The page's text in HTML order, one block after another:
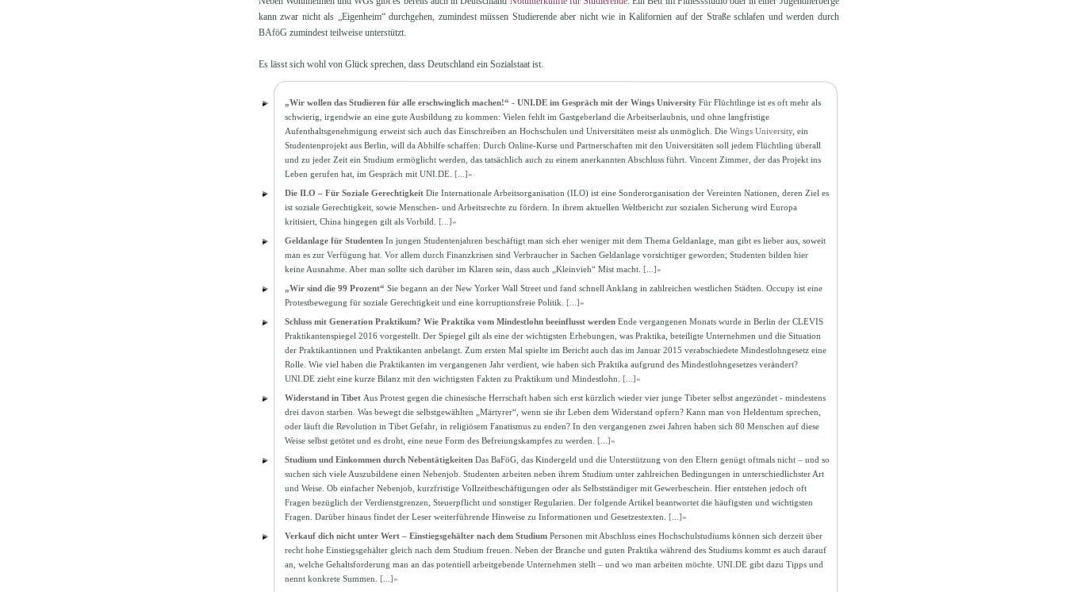
kann zwar nicht als „Eigenheim“ durchgehen, zumindest müssen Studierende aber nicht wie in Kalifornien auf der Straße schlafen und werden durch
BAföG zumindest teilweise unterstützt.
Es lässt sich wohl von Glück sprechen, dass Deutschland ein Sozialstaat ist.
„Wir wollen das Studieren für alle erschwinglich machen!“ - UNI.DE im Gespräch mit der Wings University Für Flüchtlinge ist es oft mehr als
schwierig, irgendwie an eine gute Ausbildung zu kommen: Vielen fehlt im Gastgeberland die Arbeitserlaubnis, und ohne langfristige
Aufenthaltsgenehmigung erweist sich auch das Einschreiben an Hochschulen und Universitäten meist als unmöglich. Die Wings University, ein
Studentenprojekt aus Berlin, will da Abhilfe schaffen: Durch Online-Kurse und Partnerschaften mit den Universitäten soll jedem Flüchtling überall
und zu jeder Zeit ein Studium ermöglicht werden, das tatsächlich auch zu einem anerkannten Abschluss führt. Vincent Zimmer, der das Projekt ins
Leben gerufen hat, im Gespräch mit UNI.DE. [...]»
Die ILO – Für Soziale Gerechtigkeit Die Internationale Arbeitsorganisation (ILO) ist eine Sonderorganisation der Vereinten Nationen, deren Ziel es
ist soziale Gerechtigkeit, sowie Menschen- und Arbeitsrechte zu fördern. In ihrem aktuellen Weltbericht zur sozialen Sicherung wird Europa
kritisiert, China hingegen gilt als Vorbild. [...]»
Geldanlage für Studenten In jungen Studentenjahren beschäftigt man sich eher weniger mit dem Thema Geldanlage, man gibt es lieber aus, soweit
man es zur Verfügung hat. Vor allem durch Finanzkrisen sind Verbraucher in Sachen Geldanlage vorsichtiger geworden; Studenten bilden hier
keine Ausnahme. Aber man sollte sich darüber im Klaren sein, dass auch „Kleinvieh“ Mist macht. [...]»
„Wir sind die 99 Prozent“ Sie begann an der New Yorker Wall Street und fand schnell Anklang in zahlreichen westlichen Städten. Occupy ist eine
Protestbewegung für soziale Gerechtigkeit und eine korruptionsfreie Politik. [...]»
Schluss mit Generation Praktikum? Wie Praktika vom Mindestlohn beeinflusst werden Ende vergangenen Monats wurde in Berlin der CLEVIS
Praktikantenspiegel 2016 vorgestellt. Der Spiegel gilt als eine der wichtigsten Erhebungen, was Praktika, beteiligte Unternehmen und die Situation
der Praktikantinnen und Praktikanten anbelangt. Zum ersten Mal spielte im Bericht auch das im Januar 2015 verabschiedete Mindestlohngesetz eine
Rolle. Wie viel haben die Praktikanten im vergangenen Jahr verdient, wie haben sich Praktika aufgrund des Mindestlohngesetzes verändert?
UNI.DE zieht eine kurze Bilanz mit den wichtigsten Fakten zu Praktikum und Mindestlohn. [...]»
Widerstand in Tibet Aus Protest gegen die chinesische Herrschaft haben sich erst kürzlich wieder vier junge Tibeter selbst angezündet - mindestens
drei davon starben. Was bewegt die selbstgewählten „Märtyrer“, wenn sie ihr Leben dem Widerstand opfern? Kann man von Heldentum sprechen,
oder läuft die Revolution in Tibet Gefahr, in religiösem Fanatismus zu enden? In den vergangenen zwei Jahren haben sich 80 Menschen auf diese
Weise selbst getötet und es droht, eine neue Form des Befreiungskampfes zu werden. [...]»
Studium und Einkommen durch Nebentätigkeiten Das BaFöG, das Kindergeld und die Unterstützung von den Eltern genügt oftmals nicht – und so
suchen sich viele Auszubildene einen Nebenjob. Studenten arbeiten neben ihrem Studium unter zahlreichen Bedingungen in unterschiedlichster Art
und Weise. Ob einfacher Nebenjob, kurzfristige Vollzeitbeschäftigungen oder als Selbstständiger mit Gewerbeschein. Hier entstehen jedoch oft
Fragen bezüglich der Verdienstgrenzen, Steuerpflicht und sonstiger Regularien. Der folgende Artikel beantwortet die häufigsten und wichtigsten
Fragen. Darüber hinaus findet der Leser weiterführende Hinweise zu Informationen und Gesetzestexten. [...]»
Verkauf dich nicht unter Wert – Einstiegsgehälter nach dem Studium Personen mit Abschluss eines Hochschulstudiums können sich derzeit über
recht hohe Einstiegsgehälter gleich nach dem Studium freuen. Neben der Branche und guten Praktika während des Studiums kommt es auch darauf
an, welche Gehaltsforderung man an das potentiell arbeitgebende Unternehmen stellt – und wo man arbeiten möchte. UNI.DE gibt dazu Tipps und
nennt konkrete Summen. [...]»